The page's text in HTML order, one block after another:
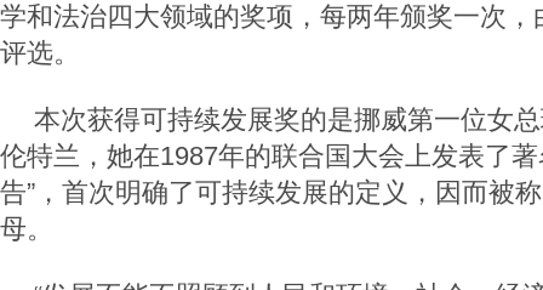
学和法治四大领域的奖项，每两年颁奖一次
评选。
本次获得可持续发展奖的是挪威第一位女
伦特兰，她在1987年的联合国大会上发表了
告”，首次明确了可持续发展的定义，因而被
母。